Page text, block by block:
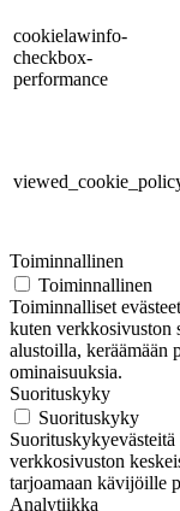
cookielawinfo-
checkbox-
performance
Toiminnallinen
Toiminnallinen
Toiminnalliset
kuten verkkosivuston
alustoilla, keräämään
ominaisuuksia.
Suorituskyky
Suorituskyky
verkkosivuston
tarjoamaan kävijöille
Analytiikka